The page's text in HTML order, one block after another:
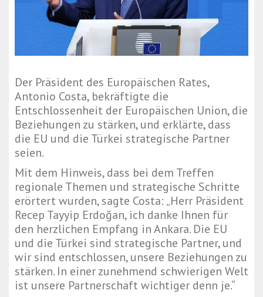
Der Präsident des Europäischen Rates,
Antonio Costa, bekräftigte die
Entschlossenheit der Europäischen Union, die
Beziehungen zu stärken, und erklärte, dass
die EU und die Türkei strategische Partner
seien.
Mit dem Hinweis, dass bei dem Treffen
regionale Themen und strategische Schritte
erörtert wurden, sagte Costa: „Herr Präsident
Recep Tayyip Erdoğan, ich danke Ihnen für
den herzlichen Empfang in Ankara. Die EU
und die Türkei sind strategische Partner, und
wir sind entschlossen, unsere Beziehungen zu
stärken. In einer zunehmend schwierigen Welt
ist unsere Partnerschaft wichtiger denn je.“